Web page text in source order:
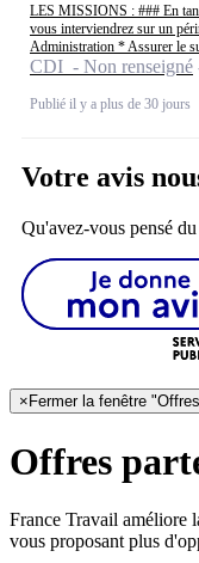
LES MISSIONS : ### En
vous interviendrez sur un
Administration * Assurer le
CDI - Non renseigné
Publié il y a plus de 30 jours
Votre avis
Qu'avez-vous pensé
× Fermer la fenêtre
Offres
France Travail améliore
vous proposant plus